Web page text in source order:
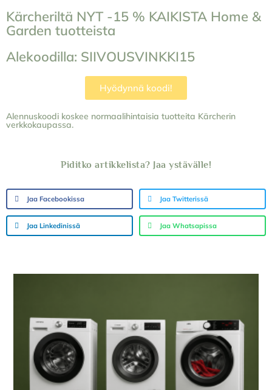
Kärcheriltä NYT -15 % KAIKISTA Home &
Garden tuotteista
Alekoodilla: SIIVOUSVINKKI15
Hyödynnä koodi!
Alennuskoodi koskee normaalihintaisia tuotteita Kärcherin
verkkokaupassa.
Piditko artikkelista? Jaa ystävälle!
Jaa Facebookissa Jaa Twitterissä
Jaa Linkedinissä Jaa Whatsapissa